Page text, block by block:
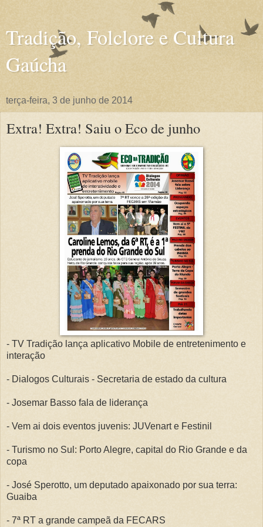
Tradição, Folclore e Cultura
Gaúcha
terça-feira, 3 de junho de 2014
Extra! Extra! Saiu o Eco de junho
- TV Tradição lança aplicativo Mobile de entretenimento e
interação
- Dialogos Culturais - Secretaria de estado da cultura
- Josemar Basso fala de liderança
- Vem ai dois eventos juvenis: JUVenart e Festinil
- Turismo no Sul: Porto Alegre, capital do Rio Grande e da
copa
- José Sperotto, um deputado apaixonado por sua terra:
Guaiba
- 7ª RT a grande campeã da FECARS